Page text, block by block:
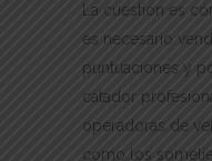
La cuestión es
es necesario
puntuaciones y
catador
operadoras de
como los